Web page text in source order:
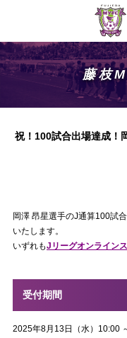
藤枝
祝！100試合出場達成！
岡澤 昂星選手のJ通算100試
いたします。
いずれもJリーグオンライン
受付期間
2025年8月13日（水）10:00